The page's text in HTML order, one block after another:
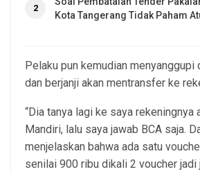
2
Kota Tangerang Tidak Paham
Pelaku pun kemudian menyanggupi
dan berjanji akan mentransfer ke
“Dia tanya lagi ke saya rekeningnya
Mandiri, lalu saya jawab BCA saja.
menjelaskan bahwa ada satu
senilai 900 ribu dikali 2 voucher jadi